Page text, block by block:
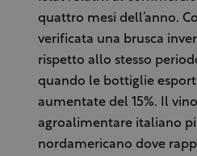
quattro mesi dell’anno.
verificata una brusca
rispetto allo stesso
quando le bottiglie
aumentate del 15%. Il
agroalimentare italiano
nordamericano dove